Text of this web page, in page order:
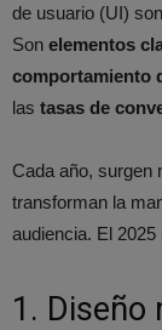
de usuario (UI)
Son elementos
comportamiento
las tasas de
Cada año, surgen
transforman la
audiencia. El
1. Diseño